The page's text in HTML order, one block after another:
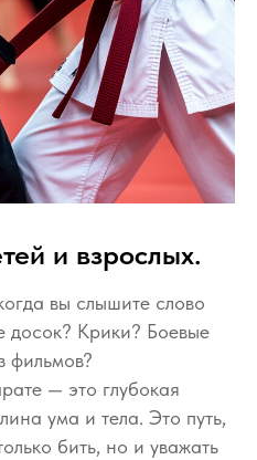
и взрослых.
вы слышите слово
досок? Крики? Боевые
фильмов?
— это глубокая
ума и тела. Это путь,
бить, но и уважать